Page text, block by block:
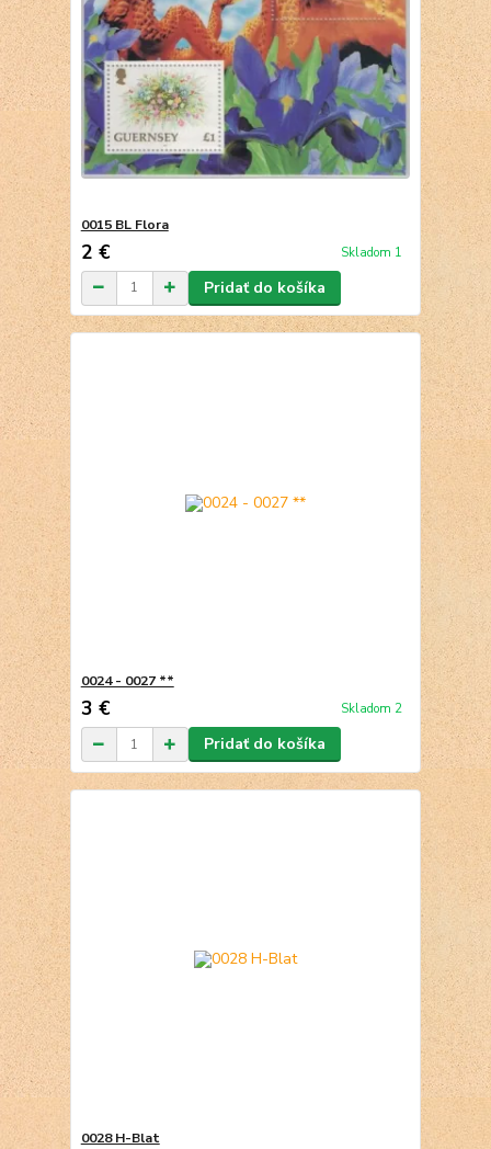
0015 BL Flora
2 € Skladom 1
Pridať do košíka
0024 - 0027 **
3 € Skladom 2
Pridať do košíka
0028 H-Blat